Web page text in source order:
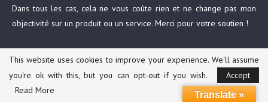
Dans tous les cas, cela ne vous coûte rien et ne change pas mon
objectivité sur un produit ou un service. Merci pour votre soutien !
This website uses cookies to improve your experience. We'll assume
you're ok with this, but you can opt-out if you wish.
Accept
Read More
Translate »